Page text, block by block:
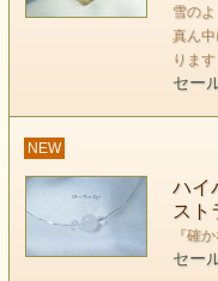
エネルギー的特
エリア的なエネル
この石には はっきり
雪の
真ん
ります
セー
NEW
ハイ
スト
『確
セー